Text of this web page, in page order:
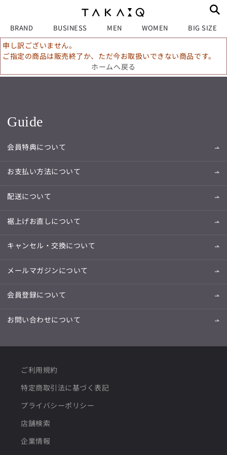
BRAND BUSINESS MEN WOMEN BIG SIZE
申し訳ございません。
ご指定の商品は販売終了か、ただ今お取扱いできない商品です。
ホームへ戻る
Guide
会員特典について
お支払い方法について
配送について
裾上げお直しについて
キャンセル・交換について
メールマガジンについて
会員登録について
お問い合わせについて
ご利用規約
特定商取引法に基づく表記
プライバシーポリシー
店舗検索
企業情報